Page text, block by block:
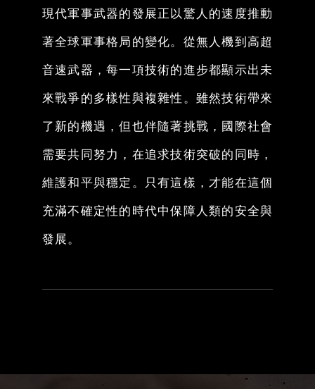
現代軍事武器的發展正以驚人的速度推動
著全球軍事格局的變化。從無人機到高超
音速武器，每一項技術的進步都顯示出未
來戰爭的多樣性與複雜性。雖然技術帶來
了新的機遇，但也伴隨著挑戰，國際社會
需要共同努力，在追求技術突破的同時，
維護和平與穩定。只有這樣，才能在這個
充滿不確定性的時代中保障人類的安全與
發展。